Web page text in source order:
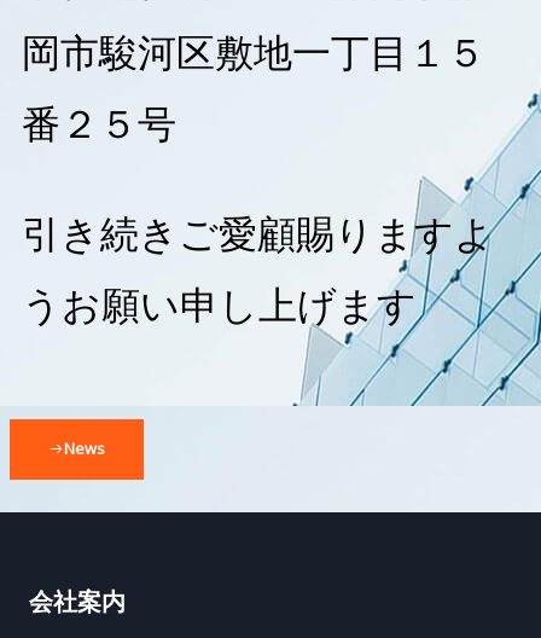
岡市駿河区敷地一丁目１５
番２５号
引き続きご愛顧賜りますよ
うお願い申し上げます
News
会社案内